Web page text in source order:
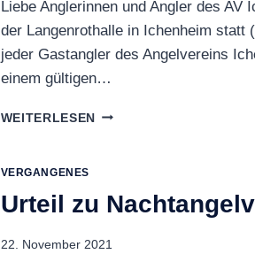
Liebe Anglerinnen und Angler des
der Langenrothalle in Ichenheim statt
jeder Gastangler des Angelvereins
einem gültigen…
WEITERLESENKARTENAUSGABE
VERGANGENES
Urteil zu
22. November 2021